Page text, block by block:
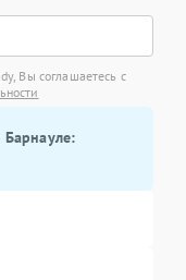
Вы соглашаетесь с
Барнауле: